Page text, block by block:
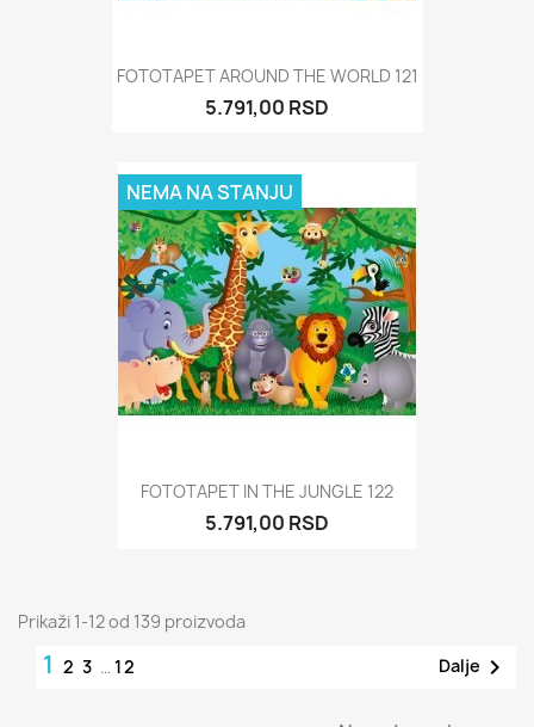
FOTOTAPET AROUND THE WORLD 121
5.791,00 RSD
FOTOTAPET IN THE JUNGLE 122
5.791,00 RSD
NEMA NA STANJU
Prikaži 1-12 od 139 proizvoda
1 2 3 … 12 Dalje 